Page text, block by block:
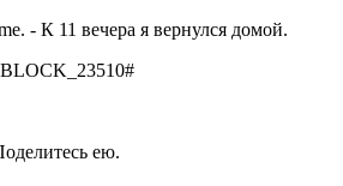
- К 11 вечера я вернулся домой.
ею.